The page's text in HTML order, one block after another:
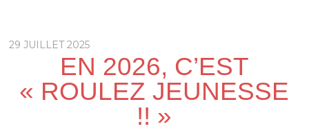
29 JUILLET 2025
EN 2026, C’EST
« ROULEZ JEUNESSE
!! »